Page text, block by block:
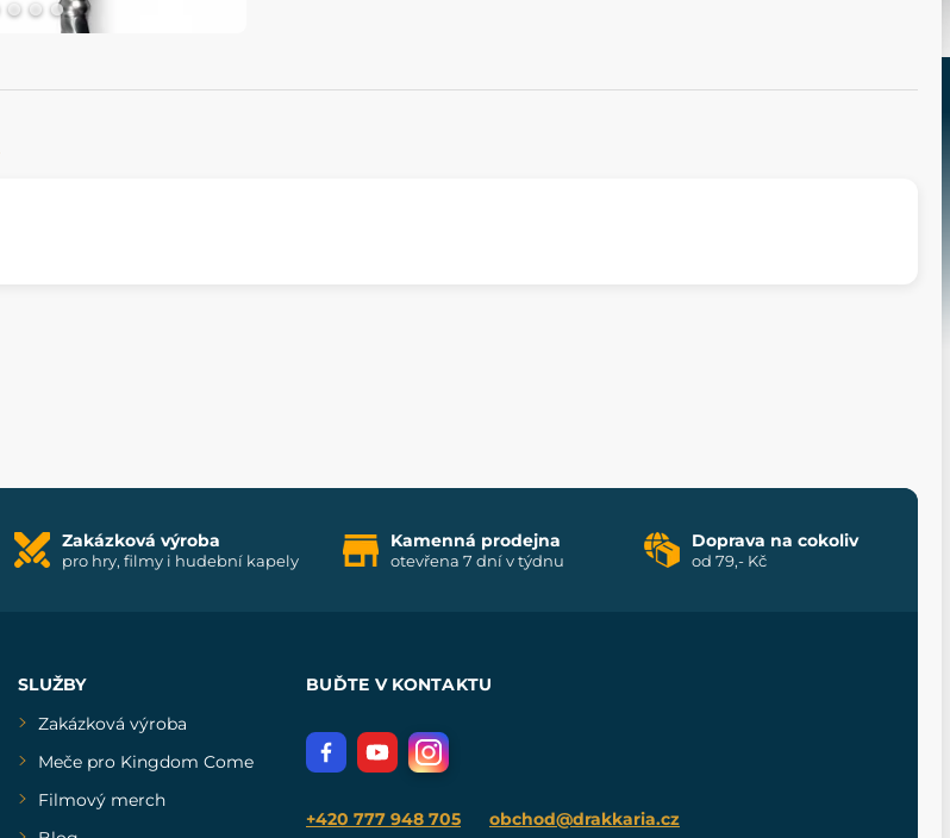
Zakázková výroba
pro hry, filmy i hudební kapely
Kamenná prodejna
otevřena 7 dní v týdnu
Doprava na cokoliv
od 79,- Kč
SLUŽBY
Zakázková výroba
Meče pro Kingdom Come
Filmový merch
BUĎTE V KONTAKTU
+420 777 948 705 obchod@drakkaria.cz